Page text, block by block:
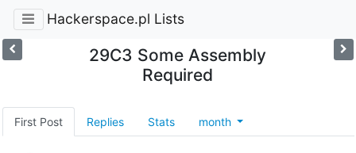
Hackerspace.pl Lists
29C3 Some Assembly
Required
First Post Replies Stats month